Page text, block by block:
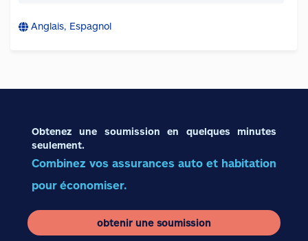
Anglais, Espagnol
Obtenez une soumission en quelques minutes
seulement.
Combinez vos assurances auto et habitation
pour économiser.
obtenir une soumission